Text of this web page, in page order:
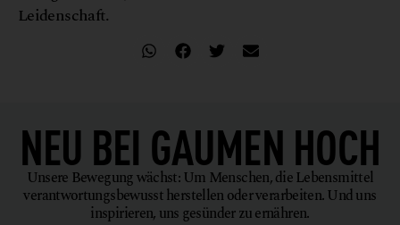
Leidenschaft.
NEU BEI GAUMEN HOCH
Unsere Bewegung wächst: Um Menschen, die Lebensmittel
verantwortungsbewusst herstellen oder verarbeiten. Und uns
inspirieren, uns gesünder zu ernähren.